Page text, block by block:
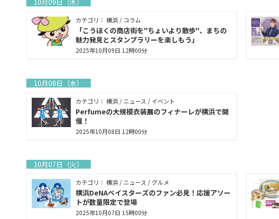
10月09日（木）
カテゴリ： 横浜 / コラム
「こうほくの商店街を"ちょいより散歩"、まちの
魅力発見とスタンプラリーを楽しもう」
2025年10月09日 12時00分
10月08日（水）
カテゴリ： 横浜 / ニュース / イベント
Perfumeの大規模衣装展のフィナーレが横浜で開
催！
2025年10月08日 12時00分
10月07日（火）
カテゴリ： 横浜 / ニュース / グルメ
横浜DeNAベイスターズのファン必見！応援アソー
トが数量限定で登場
2025年10月07日 15時00分